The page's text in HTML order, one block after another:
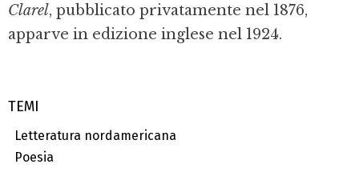
TEMI
Letteratura nordamericana
Poesia
Clarel, pubblicato privatamente nel 1876,
apparve in edizione inglese nel 1924.